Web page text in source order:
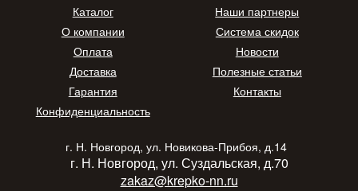
Каталог
О компании
Оплата
Доставка
Гарантия
Конфиденциальность
Наши партнеры
Система скидок
Новости
Полезные статьи
Контакты
г. Н. Новгород, ул. Новикова-Прибоя, д.14
г. Н. Новгород, ул. Суздальская, д.70
zakaz@krepko-nn.ru